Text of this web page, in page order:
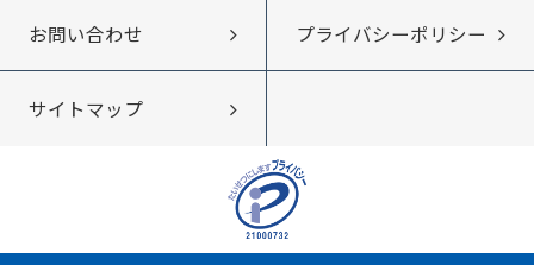
Web制作・受託開発
企業情報DB byGMO
IRライブラリー
メッセージ
会社概要・アクセス
お問い合わせ プライバシーポリシー
サイトマップ